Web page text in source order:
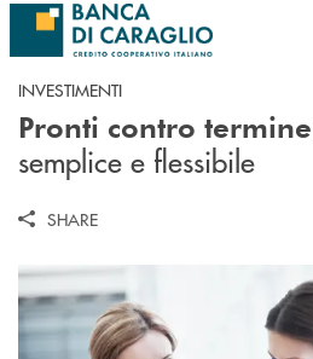
Salta al contenuto principale
INVESTIMENTI
Pronti contro termine
semplice e flessibile
SHARE